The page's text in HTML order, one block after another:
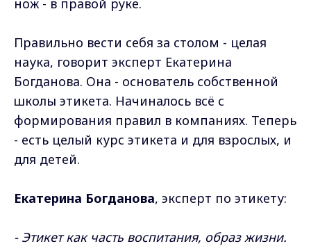
Правильно вести себя за столом - целая
наука, говорит эксперт Екатерина
Богданова. Она - основатель собственной
школы этикета. Начиналось всё с
формирования правил в компаниях. Теперь
- есть целый курс этикета и для взрослых, и
для детей.
Екатерина Богданова, эксперт по этикету:
- Этикет как часть воспитания, образ жизни.